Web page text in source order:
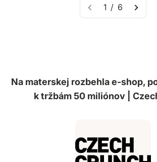
1 / 6
Na materskej rozbehla e-shop,
k tržbám 50 miliónov |